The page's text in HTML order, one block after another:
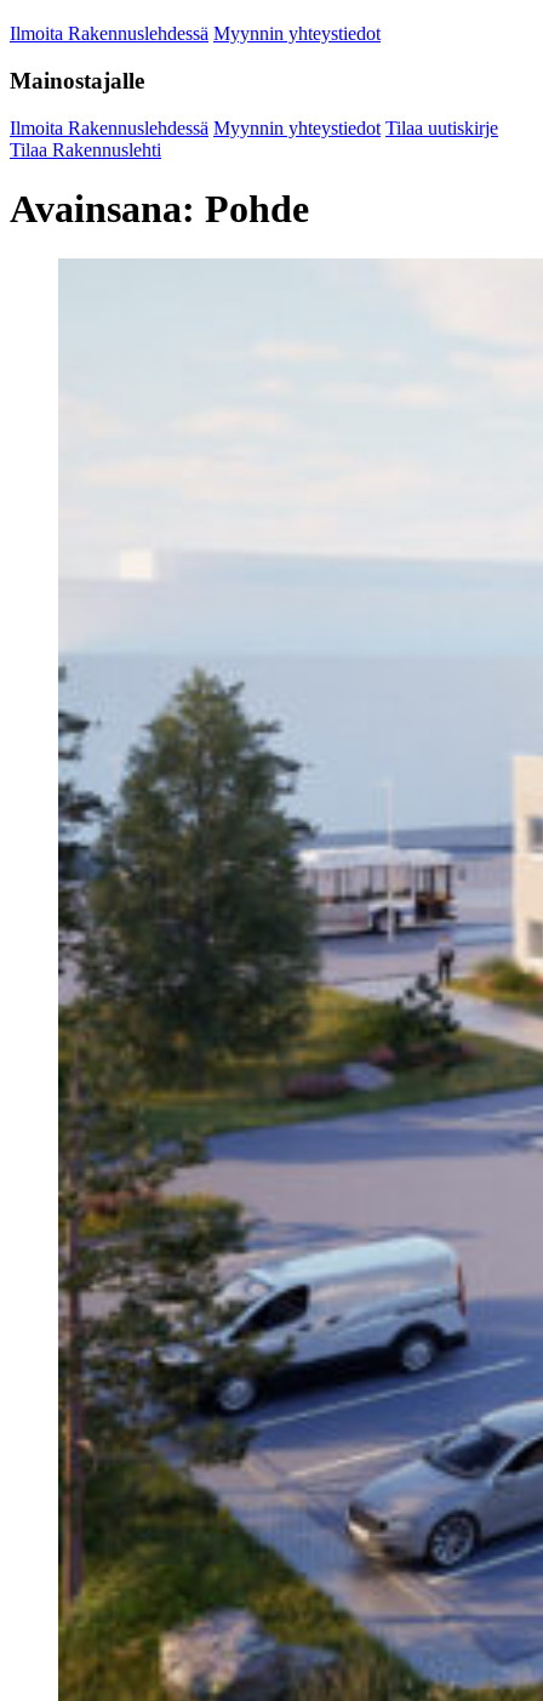
Ilmoita Rakennuslehdessä Myynnin yhteystiedot
Mainostajalle
Ilmoita Rakennuslehdessä Myynnin yhteystiedot Tilaa uutiskirje
Tilaa Rakennuslehti
Avainsana: Pohde